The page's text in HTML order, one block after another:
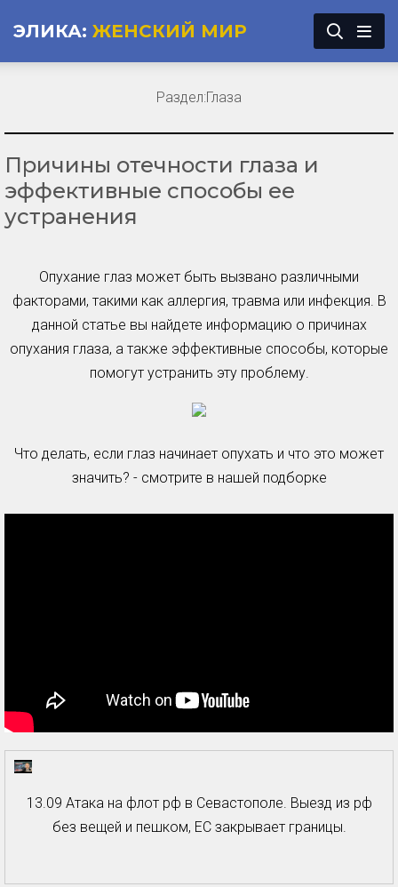
ЭЛИКА: ЖЕНСКИЙ МИР
Причины отечности глаза и
эффективные способы ее
устранения
Опухание глаз может быть вызвано различными
факторами, такими как аллергия, травма или инфекция. В
данной статье вы найдете информацию о причинах
опухания глаза, а также эффективные способы, которые
помогут устранить эту проблему.
Что делать, если глаз начинает опухать и что это может
значить? - смотрите в нашей подборке
13.09 Атака на флот рф в Севастополе. Выезд из рф
без вещей и пешком, ЕС закрывает границы.
Раздел:Глаза